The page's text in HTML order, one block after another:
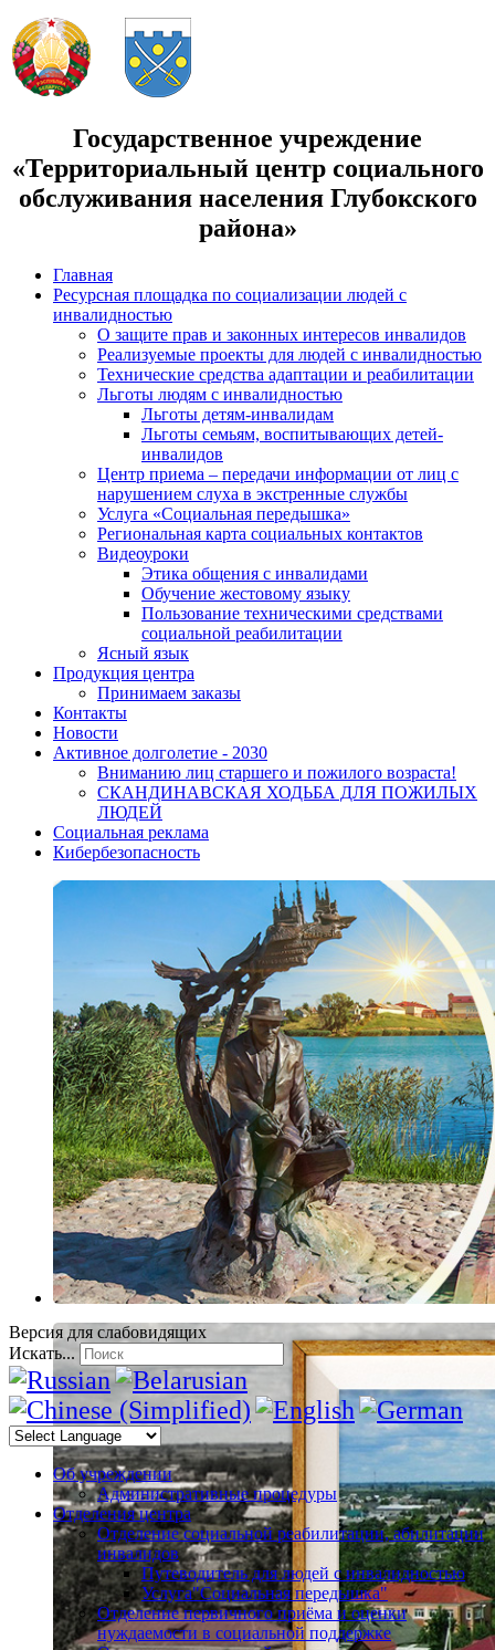
Государственное учреждение
«Территориальный центр социального
обслуживания населения Глубокского
района»
Главная
Ресурсная площадка по социализации людей с
инвалидностью
О защите прав и законных интересов инвалидов
Реализуемые проекты для людей с инвалидностью
Технические средства адаптации и реабилитации
Льготы людям с инвалидностью
Льготы детям-инвалидам
Льготы семьям, воспитывающих детей-
инвалидов
Центр приема – передачи информации от лиц с
нарушением слуха в экстренные службы
Услуга «Социальная передышка»
Региональная карта социальных контактов
Видеоуроки
Этика общения с инвалидами
Обучение жестовому языку
Пользование техническими средствами
социальной реабилитации
Ясный язык
Продукция центра
Принимаем заказы
Контакты
Новости
Активное долголетие - 2030
Вниманию лиц старшего и пожилого возраста!
CКАНДИНАВСКАЯ ХОДЬБА ДЛЯ ПОЖИЛЫХ
ЛЮДЕЙ
Социальная реклама
Кибербезопасность
Версия для слабовидящих
Искать...
Об учреждении
Административные процедуры
Отделения центра
Отделение социальной реабилитации, абилитации
инвалидов
Путеводитель для людей с инвалидностью
Услуга"Социальная передышка"
Отделение первичного приёма и оценки
нуждаемости в социальной поддержке